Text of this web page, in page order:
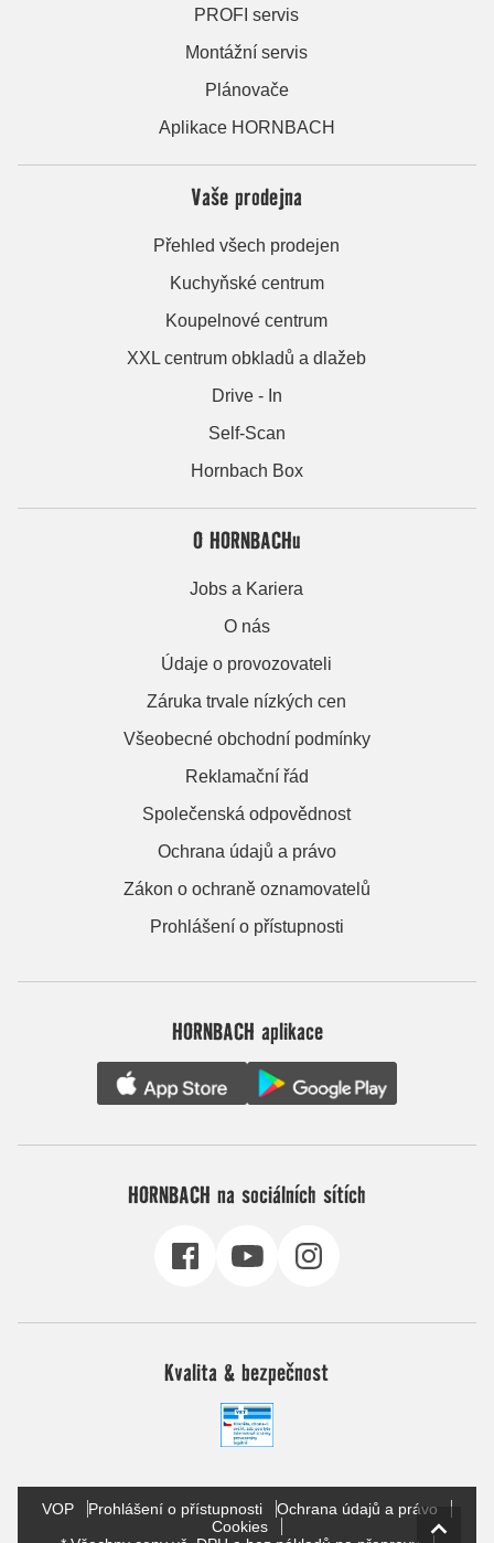
PROFI servis
Montážní servis
Plánovače
Aplikace HORNBACH
Vaše prodejna
Přehled všech prodejen
Kuchyňské centrum
Koupelnové centrum
XXL centrum obkladů a dlažeb
Drive - In
Self-Scan
Hornbach Box
O HORNBACHu
Jobs a Kariera
O nás
Údaje o provozovateli
Záruka trvale nízkých cen
Všeobecné obchodní podmínky
Reklamační řád
Společenská odpovědnost
Ochrana údajů a právo
Zákon o ochraně oznamovatelů
Prohlášení o přístupnosti
HORNBACH aplikace
HORNBACH na sociálních sítích
Kvalita & bezpečnost
VOP Prohlášení o přístupnosti
Ochrana údajů a právo
Cookies